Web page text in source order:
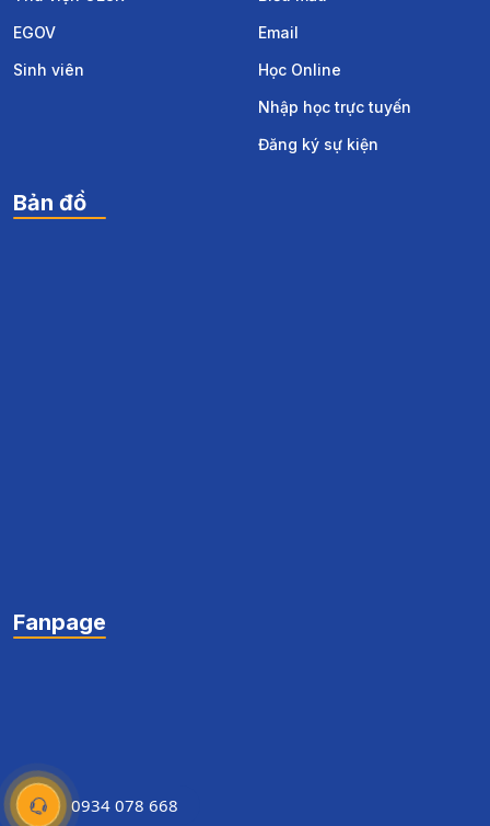
EGOV
Sinh viên
Email
Học Online
Nhập học trực tuyến
Đăng ký sự kiện
Bản đồ
Fanpage
0934 078 668